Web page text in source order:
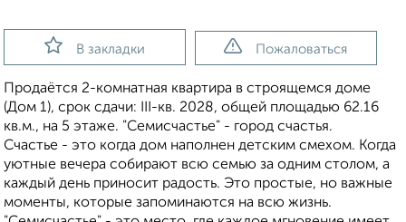
В закладки Пожаловаться
Продаётся 2-комнатная квартира в строящемся доме
(Дом 1), срок сдачи: III-кв. 2028, общей площадью 62.16
кв.м., на 5 этаже. "Семисчастье" - город счастья.
Счастье - это когда дом наполнен детским смехом. Когда
уютные вечера собирают всю семью за одним столом, а
каждый день приносит радость. Это простые, но важные
моменты, которые запоминаются на всю жизнь.